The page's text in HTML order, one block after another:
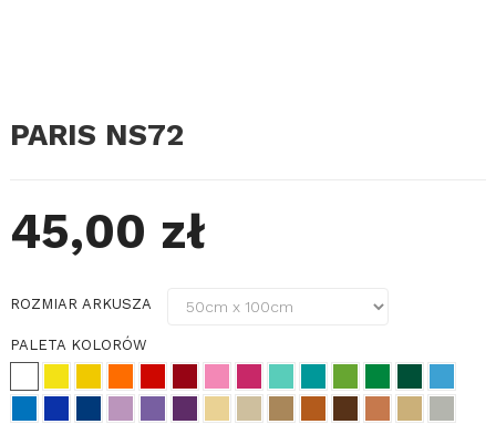
PARIS NS72
45,00 zł
ROZMIAR ARKUSZA
PALETA KOLORÓW